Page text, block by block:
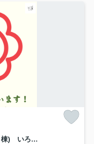
【新築】館林市高根町 ４号棟(全４棟) いろどりアイタウン 新築建売分譲